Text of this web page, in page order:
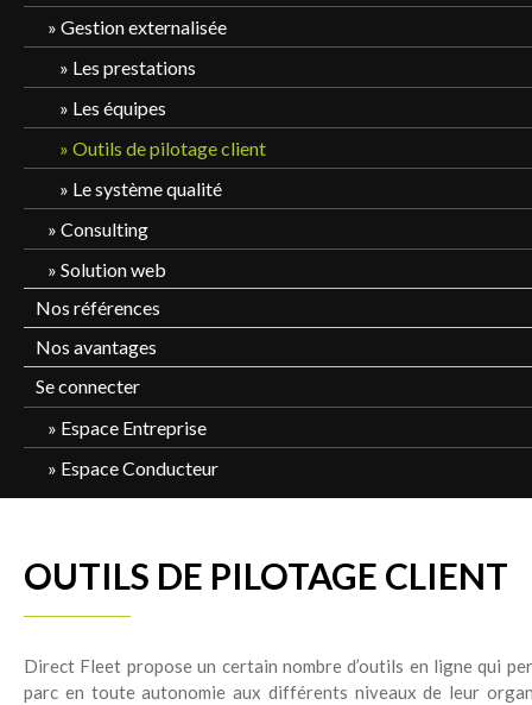
Gestion externalisée
Les prestations
Les équipes
Outils de pilotage client
Le système qualité
Consulting
Solution web
Nos références
Nos avantages
Se connecter
Espace Entreprise
Espace Conducteur
OUTILS DE PILOTAGE CLIENT
Direct Fleet propose un certain nombre d’outils en ligne qui
parc en toute autonomie aux différents niveaux de leur